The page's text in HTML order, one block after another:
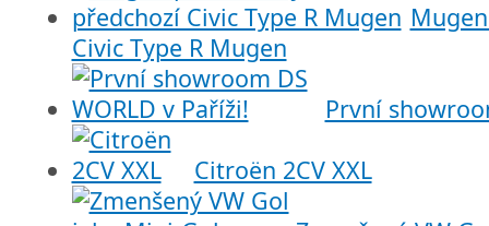
Civic Type R Mugen
První
Citroën 2CV XXL